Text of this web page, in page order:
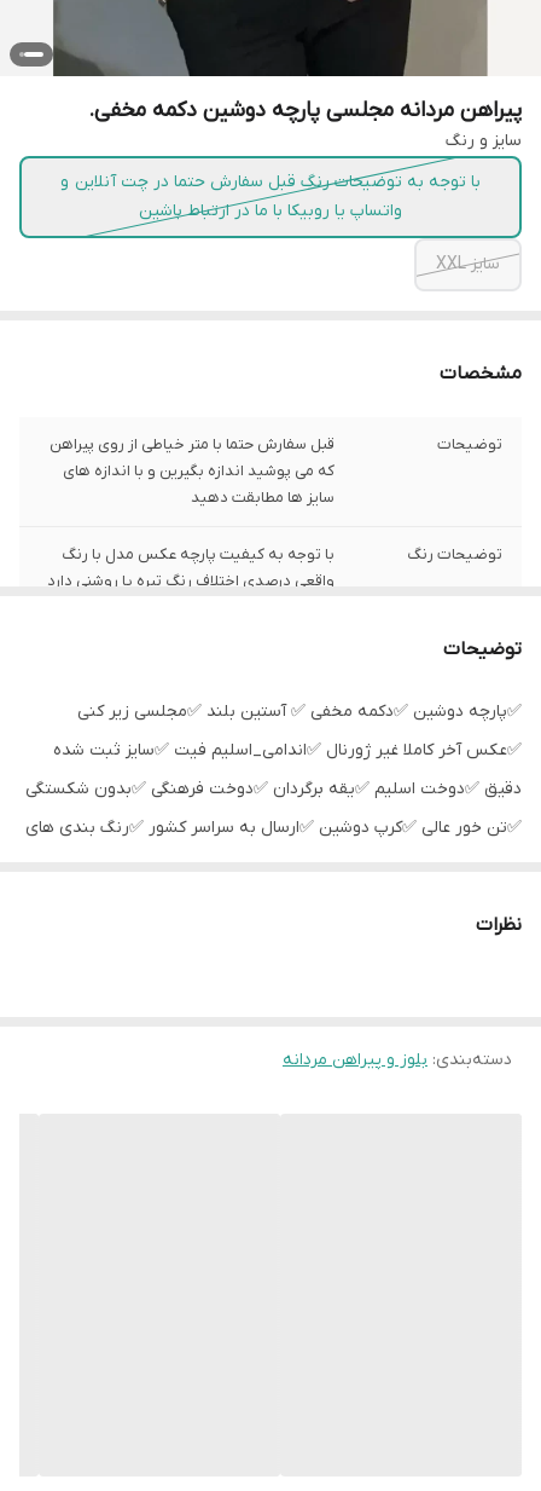
پیراهن مردانه مجلسی پارچه دوشین دکمه مخفی.
سایز و رنگ
با توجه به توضیحات رنگ قبل سفارش حتما در چت آنلاین و
واتساپ یا روبیکا با ما در ارتباط باشین
سایز XXL
مشخصات
توضیحات
قبل سفارش حتما با متر خیاطی از روی پیراهن
که می پوشید اندازه بگیرین و با اندازه های
سایز ها مطابقت دهید
توضیحات رنگ
با توجه به کیفیت پارچه عکس مدل با رنگ
واقعی درصدی اختلاف رنگ تیره یا روشنی دارد
سایز XXL
شیوه اندازه گیری اخرین عکس محصول شیوه اندازه گیری هست
شیوه ارسال
هزینه ارسال رایگان است و با پست پیشتاز
فرستاده می شود
توضیحات
✅پارچه دوشین ✅دکمه مخفی ✅ آستین بلند ✅مجلسی زیر کنی
✅عکس آخر کاملا غیر ژورنال ✅اندامی_اسلیم فیت ✅سایز ثبت شده
دقیق ✅دوخت اسلیم ✅یقه برگردان ✅دوخت فرهنگی ✅بدون شکستگی
✅تن خور عالی ✅کرپ دوشین ✅ارسال به سراسر کشور ✅رنگ بندی های
نظرات
دسته‌بندی: بلوز و پیراهن مردانه